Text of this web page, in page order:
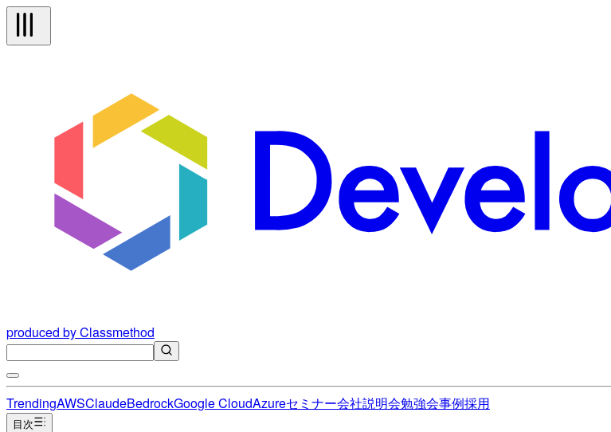
produced by Classmethod
TrendingAWSClaudeBedrockGoogle CloudAzureセミナー会社説明会勉強会事例採用
目次